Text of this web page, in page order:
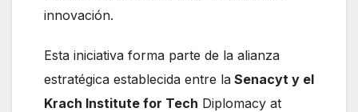
innovación.
Esta iniciativa forma parte de la alianza
estratégica establecida entre la Senacyt y el
Krach Institute for Tech Diplomacy at